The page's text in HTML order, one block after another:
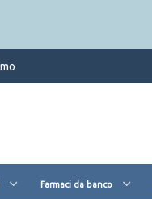
Farmaci da banco